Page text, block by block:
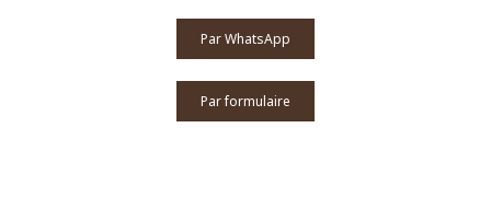
Par WhatsApp
Par formulaire